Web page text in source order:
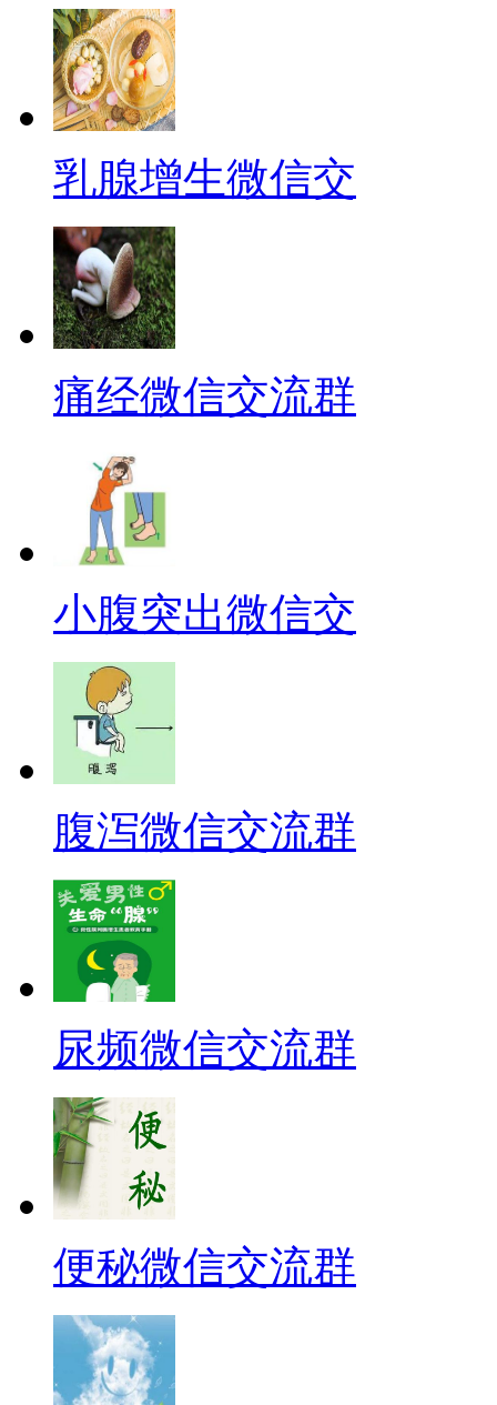
乳腺增生微信交
痛经微信交流群
小腹突出微信交
腹泻微信交流群
尿频微信交流群
便秘微信交流群